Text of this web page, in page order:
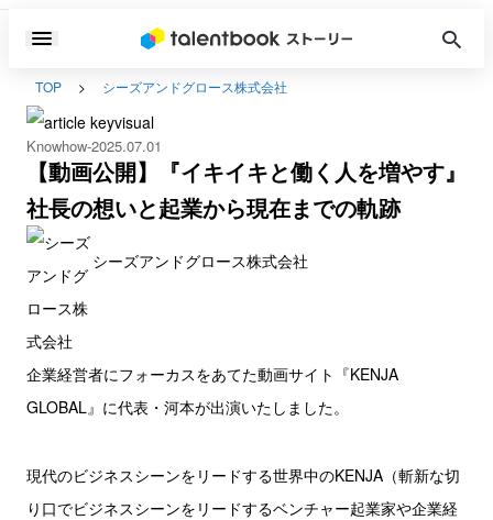
TOP シーズアンドグロース株式会社
Knowhow 2025.07.01
【動画公開】『イキイキと働く人を増やす』
社長の想いと起業から現在までの軌跡
シーズアンドグロース株式会社
企業経営者にフォーカスをあてた動画サイト『KENJA
GLOBAL』に代表・河本が出演いたしました。
現代のビジネスシーンをリードする世界中のKENJA（斬新な切
り口でビジネスシーンをリードするベンチャー起業家や企業経